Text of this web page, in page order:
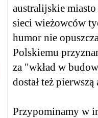
australijskie
sieci wieżowców
humor nie
Polskiemu
za "wkład w
dostał też
Przypominamy w